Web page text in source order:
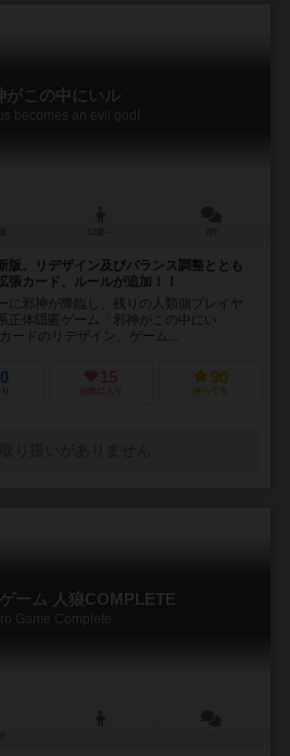
がこの中にいル
becomes an evil god!
版。リデザイン及びバランス調整ととも
張カード、ルールが追加！！
に邪神が降臨し、残りの人類側プレイヤ
正体隠匿ゲーム「邪神がこの中にい
ードのリデザイン、ゲーム...
15
お気に入り
90
持ってる
ーム 人狼COMPLETE
Game Complete